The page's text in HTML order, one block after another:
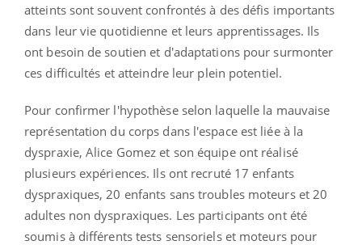
atteints sont souvent confrontés à des défis importants
dans leur vie quotidienne et leurs apprentissages. Ils
ont besoin de soutien et d'adaptations pour surmonter
ces difficultés et atteindre leur plein potentiel.
Pour confirmer l'hypothèse selon laquelle la mauvaise
représentation du corps dans l'espace est liée à la
dyspraxie, Alice Gomez et son équipe ont réalisé
plusieurs expériences. Ils ont recruté 17 enfants
dyspraxiques, 20 enfants sans troubles moteurs et 20
adultes non dyspraxiques. Les participants ont été
soumis à différents tests sensoriels et moteurs pour